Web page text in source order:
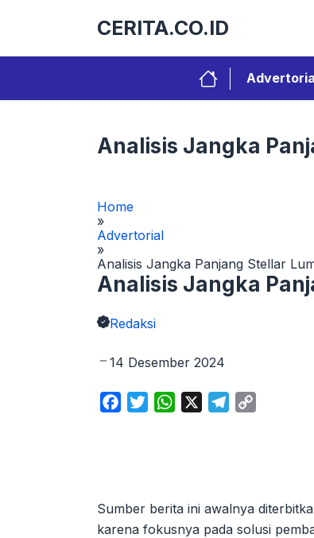
CERITA.CO.ID
Analisis Jangka
Home
»
Advertorial
»
Analisis Jangka Panjang Stellar
Analisis Jangka
Redaksi
14 Desember 2024
o
o
e
r
W
A
p
r
a
n
Sumber berita ini awalnya
karena fokusnya pada solusi